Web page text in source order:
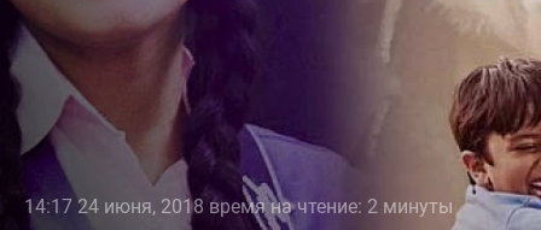
14:17 24 июня, 2018 время на чтение: 2 минуты